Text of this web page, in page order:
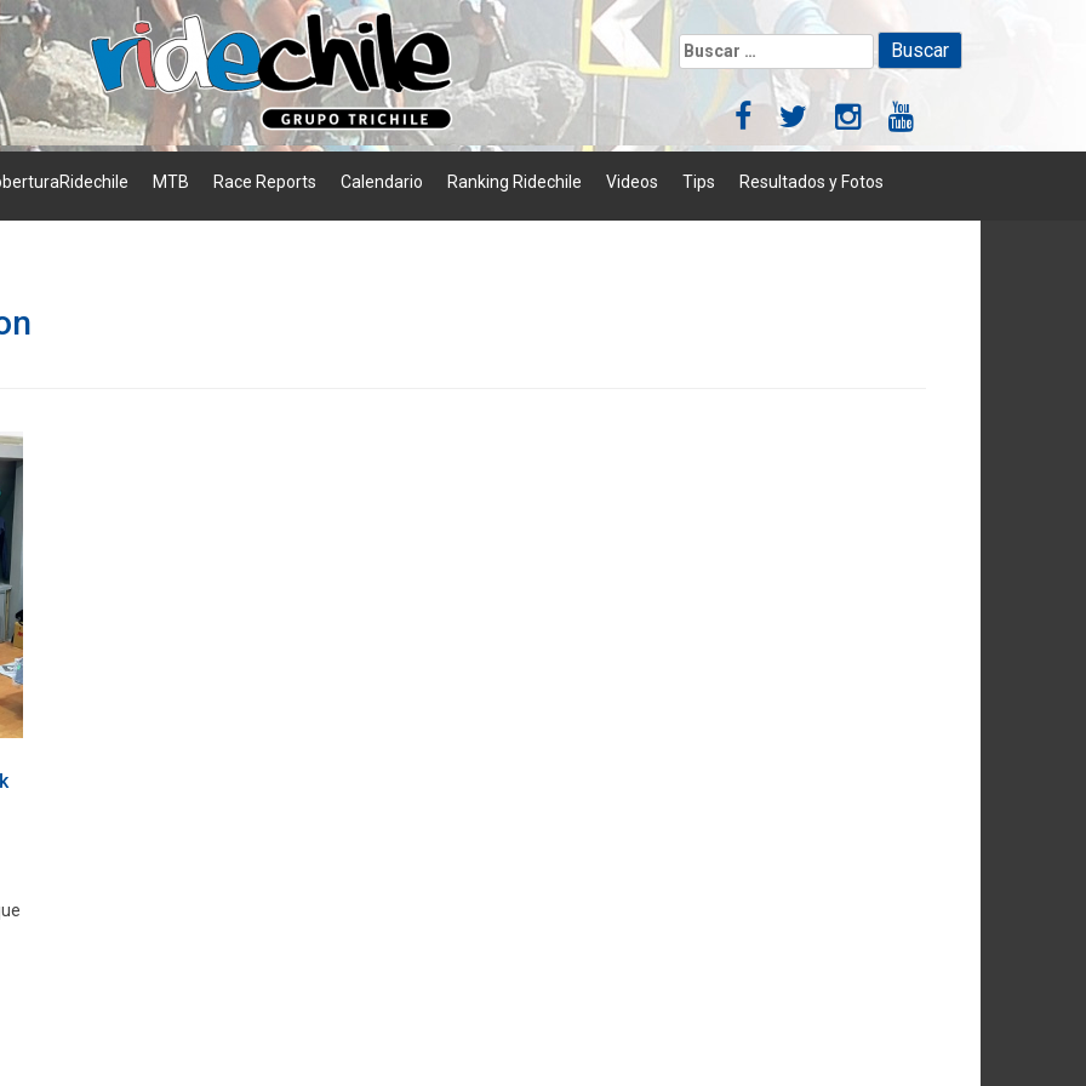
Buscar:
MTB Race Reports Calendario Ranking Ridechile Videos Tips Resultados y Fotos